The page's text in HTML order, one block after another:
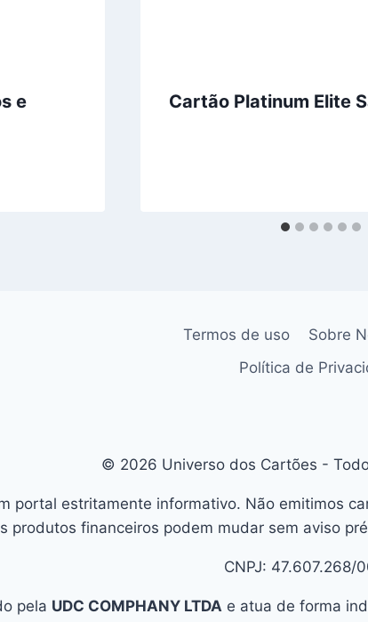
e
Cartão Platinum Elite
Termos de uso Sobre
Política de
© 2026 Universo dos Cartões -
portal estritamente informativo. Não emitimos
produtos financeiros podem mudar sem aviso
CNPJ: 47.607.268/
pela UDC COMPHANY LTDA e atua de forma